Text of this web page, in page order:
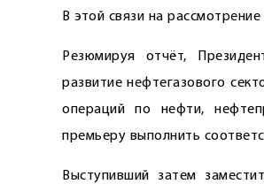
В этой связи на
Резюмируя отчёт,
развитие нефтегазового
операций по нефти,
премьеру выполнить
Выступивший затем